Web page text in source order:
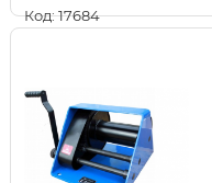
Код: 17684